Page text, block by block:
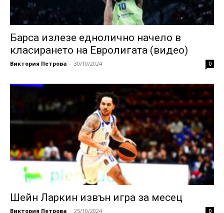
Барса излезе еднолично начело в
класирането на Евролигата (видео)
Виктория Петрова - 30/10/2024 0
Шейн Ларкин извън игра за месец
Виктория Петрова - 25/10/2024 0